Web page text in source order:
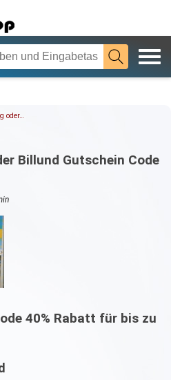
oder…
Billund Gutschein Code
40% Rabatt für bis zu